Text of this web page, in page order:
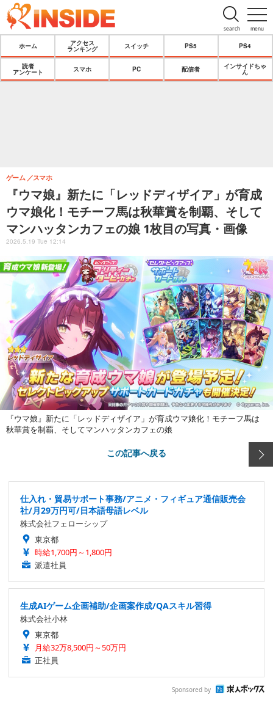
menu
search
ホーム
アクセス
ランキング
スイッチ PS5 PS4
読者
アンケート
スマホ PC 配信者
インサイドちゃ
ん
『ウマ娘』新たに「レッドディザイア」が育成
ウマ娘化！モチーフ馬は秋華賞を制覇、そして
マンハッタンカフェの娘 1枚目の写真・画像
ゲーム スマホ
2026.5.19 Tue 12:14
『ウマ娘』新たに「レッドディザイア」が育成ウマ娘化！モチーフ馬は
秋華賞を制覇、そしてマンハッタンカフェの娘
この記事へ戻る
仕入れ・貿易サポート事務/アニメ・フィギュア通信販売会
社/月29万円可/日本語母語レベル
株式会社フェローシップ
東京都
時給1,700円～1,800円
派遣社員
生成AIゲーム企画補助/企画案作成/QAスキル習得
株式会社小林
東京都
月給32万8,500円～50万円
正社員
Sponsored by